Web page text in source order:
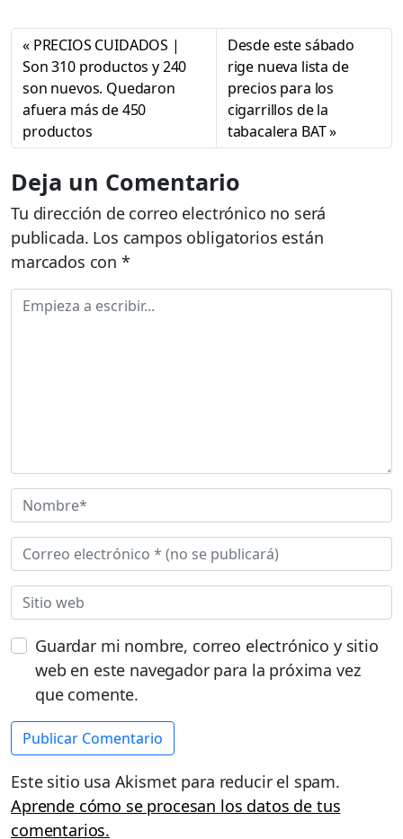
PRECIOS CUIDADOS |
Son 310 productos y 240
son nuevos. Quedaron
afuera más de 450
productos
Desde este sábado
rige nueva lista de
precios para los
cigarrillos de la
tabacalera BAT
Deja un Comentario
Tu dirección de correo electrónico no será
publicada. Los campos obligatorios están
marcados con *
Guardar mi nombre, correo electrónico y sitio
web en este navegador para la próxima vez
que comente.
Este sitio usa Akismet para reducir el spam.
Aprende cómo se procesan los datos de tus
comentarios.